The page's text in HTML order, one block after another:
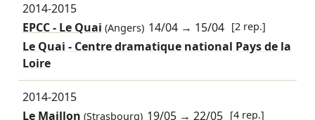
2014-2015
EPCC - Le Quai (Angers) 14/04 → 15/04 [2 rep.]
Le Quai - Centre dramatique national Pays de la
Loire
2014-2015
Le Maillon (Strasbourg) 19/05 →22/05 [4 rep.]